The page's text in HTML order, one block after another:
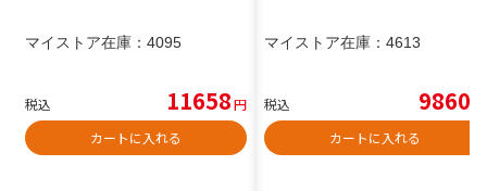
マイストア在庫： 4095
税込 11658円
カートに入れる
マイストア在庫： 4613
税込 9860
カートに入れる